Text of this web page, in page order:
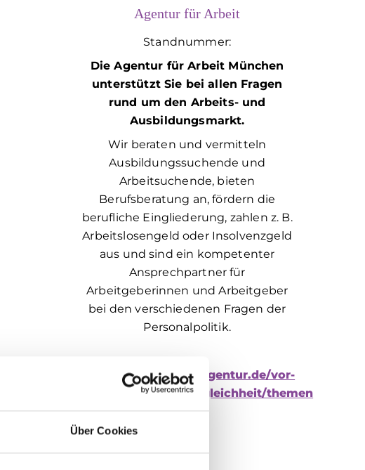
Über Cookies
Agentur für Arbeit
Standnummer:
Die Agentur für Arbeit München
unterstützt Sie bei allen Fragen
rund um den Arbeits- und
Ausbildungsmarkt.
Wir beraten und vermitteln
Ausbildungssuchende und
Arbeitsuchende, bieten
Berufsberatung an, fördern die
berufliche Eingliederung, zahlen z. B.
Arbeitslosengeld oder Insolvenzgeld
aus und sind ein kompetenter
Ansprechpartner für
Arbeitgeberinnen und Arbeitgeber
bei den verschiedenen Fragen der
Personalpolitik.
https://www.arbeitsagentur.de/vor-
ort/muenchen/chancengleichheit/themen